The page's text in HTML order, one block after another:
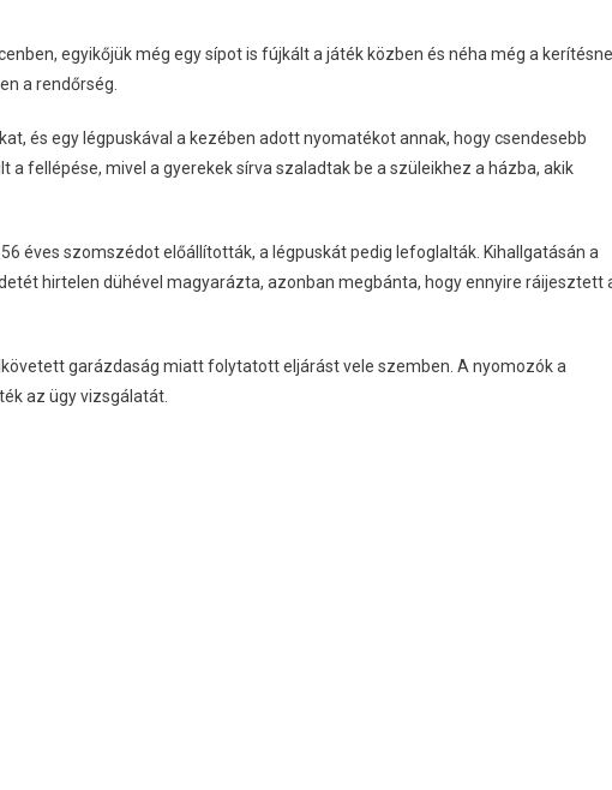
egyikőjük még egy sípot is fújkált a játék közben és néha még a
a rendőrség.
és egy légpuskával a kezében adott nyomatékot annak, hogy csendesebb
a fellépése, mivel a gyerekek sírva szaladtak be a szüleikhez a házba, akik
éves szomszédot előállították, a légpuskát pedig lefoglalták. Kihallgatásán a
hirtelen dühével magyarázta, azonban megbánta, hogy ennyire ráijesztett
garázdaság miatt folytatott eljárást vele szemben. A nyomozók a
az ügy vizsgálatát.